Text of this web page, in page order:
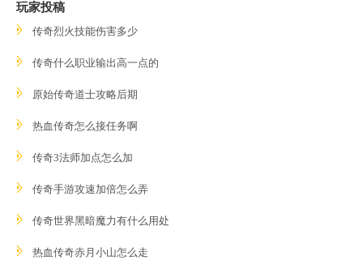
玩家投稿
传奇烈火技能伤害多少
传奇什么职业输出高一点的
原始传奇道士攻略后期
热血传奇怎么接任务啊
传奇3法师加点怎么加
传奇手游攻速加倍怎么弄
传奇世界黑暗魔力有什么用处
热血传奇赤月小山怎么走